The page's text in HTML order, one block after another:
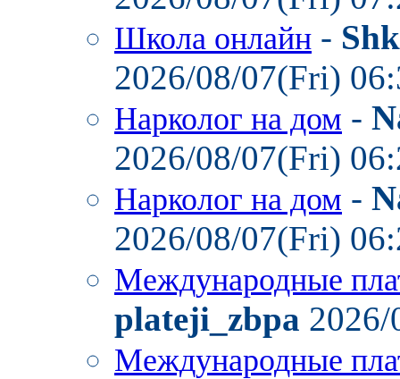
Школа онлайн -
2026/08/07(Fri)
Нарколог на дом -
2026/08/07(Fri)
Нарколог на дом -
2026/08/07(Fri)
Международные
plateji_zbpa
Международные